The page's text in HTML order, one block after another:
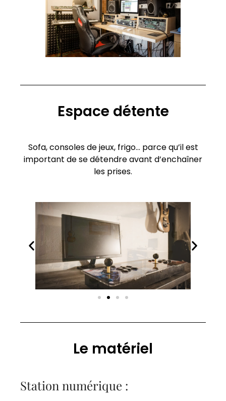
Espace détente
Sofa, consoles de jeux, frigo… parce qu’il est
important de se détendre avant d’enchaîner
les prises.
Le matériel
Station numérique :